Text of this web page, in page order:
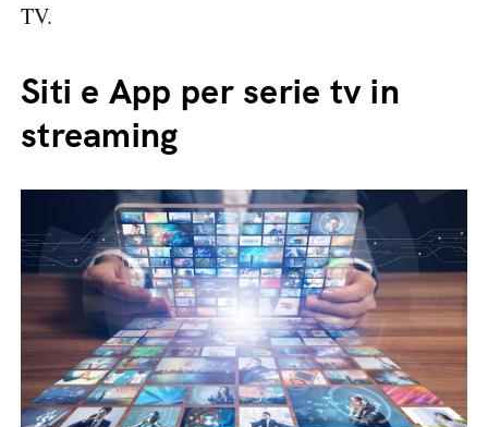
TV.
Siti e App per serie tv in
streaming